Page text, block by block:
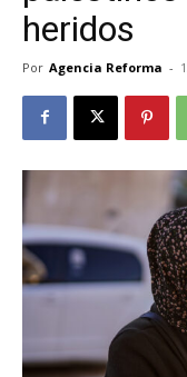
heridos
Por Agencia Reforma -